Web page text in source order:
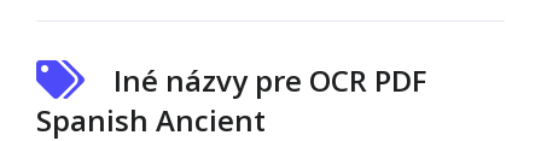
Iné názvy pre OCR PDF
Spanish Ancient